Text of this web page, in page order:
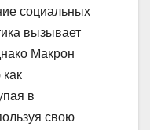
социальных
вызывает
Макрон
в
свою